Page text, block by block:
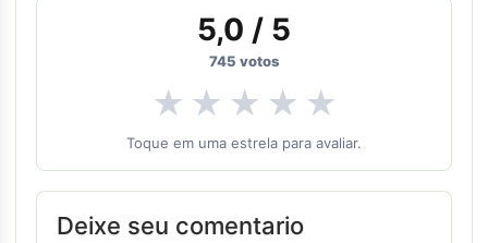
5,0 / 5
745 votos
★ ★ ★ ★ ★
Toque em uma estrela para avaliar.
Deixe seu comentario